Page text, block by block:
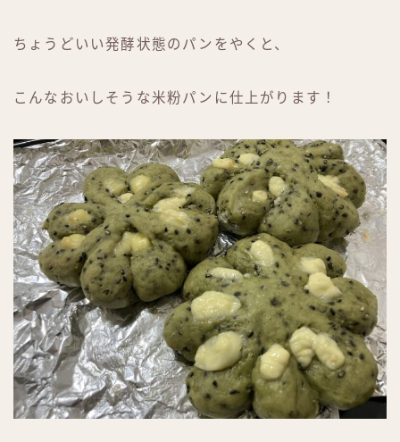
ちょうどいい発酵状態のパンをやくと、
こんなおいしそうな米粉パンに仕上がります！